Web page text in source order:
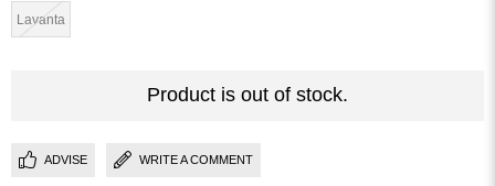
Lavanta
Product is out of stock.
ADVISE WRITE A COMMENT